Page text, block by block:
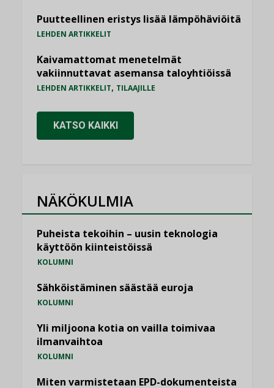
Puutteellinen eristys lisää lämpöhäviöitä
LEHDEN ARTIKKELIT
Kaivamattomat menetelmät
vakiinnuttavat asemansa taloyhtiöissä
LEHDEN ARTIKKELIT, TILAAJILLE
KATSO KAIKKI
NÄKÖKULMIA
Puheista tekoihin – uusin teknologia
käyttöön kiinteistöissä
KOLUMNI
Sähköistäminen säästää euroja
KOLUMNI
Yli miljoona kotia on vailla toimivaa
ilmanvaihtoa
KOLUMNI
Miten varmistetaan EPD-dokumenteista